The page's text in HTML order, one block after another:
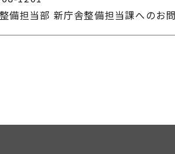
備担当部 新庁舎整備担当課へのお